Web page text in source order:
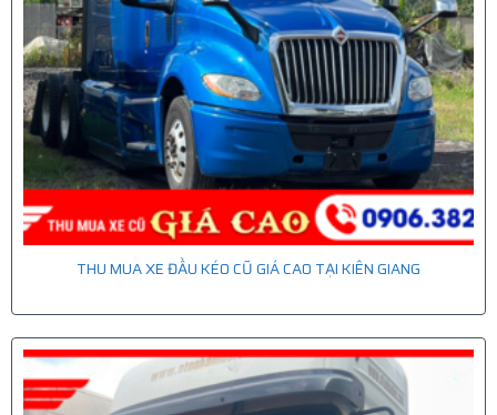
THU MUA XE ĐẦU KÉO CŨ GIÁ CAO TẠI KIÊN GIANG